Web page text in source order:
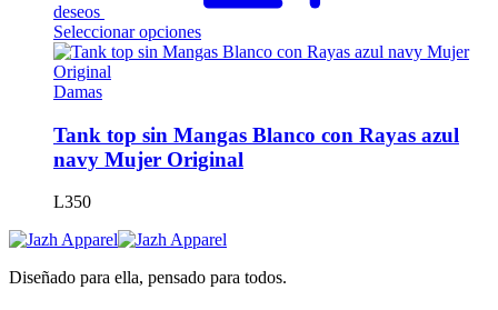
deseos
Seleccionar opcionesEste
producto
Las
opciones
se
la
página
de
Damas
Tank top sin Mangas Blanco con Rayas azul
navy Mujer Original
L350
Diseñado para ella, pensado para todos.